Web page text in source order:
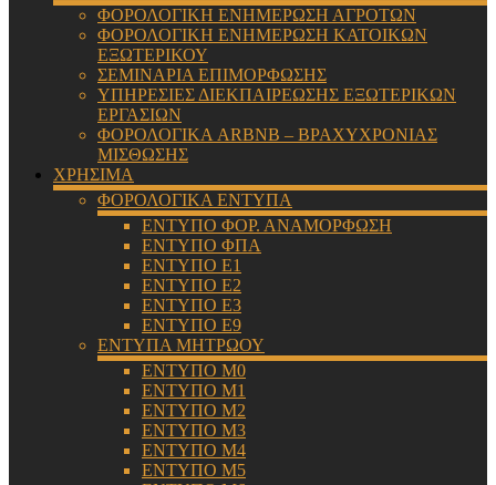
ΦΟΡΟΛΟΓΙΚΗ ΕΝΗΜΕΡΩΣΗ ΑΓΡΟΤΩΝ
ΦΟΡΟΛΟΓΙΚΗ ΕΝΗΜΕΡΩΣΗ ΚΑΤΟΙΚΩΝ
ΕΞΩΤΕΡΙΚΟΥ
ΣΕΜΙΝΑΡΙΑ ΕΠΙΜΟΡΦΩΣΗΣ
ΥΠΗΡΕΣΙΕΣ ΔΙΕΚΠΑΙΡΕΩΣΗΣ ΕΞΩΤΕΡΙΚΩΝ
ΕΡΓΑΣΙΩΝ
ΦΟΡΟΛΟΓΙΚΑ ARBNB – ΒΡΑΧΥΧΡΟΝΙΑΣ
ΜΙΣΘΩΣΗΣ
ΧΡΗΣΙΜΑ
ΦΟΡΟΛΟΓΙΚΑ ΕΝΤΥΠΑ
ΕΝΤΥΠΟ ΦΟΡ. ΑΝΑΜΟΡΦΩΣΗ
ΕΝΤΥΠΟ ΦΠΑ
ΕΝΤΥΠΟ Ε1
ΕΝΤΥΠΟ Ε2
ΕΝΤΥΠΟ Ε3
ΕΝΤΥΠΟ Ε9
ΕΝΤΥΠΑ ΜΗΤΡΩΟΥ
ΕΝΤΥΠΟ Μ0
ΕΝΤΥΠΟ Μ1
ΕΝΤΥΠΟ Μ2
ΕΝΤΥΠΟ Μ3
ΕΝΤΥΠΟ Μ4
ΕΝΤΥΠΟ Μ5